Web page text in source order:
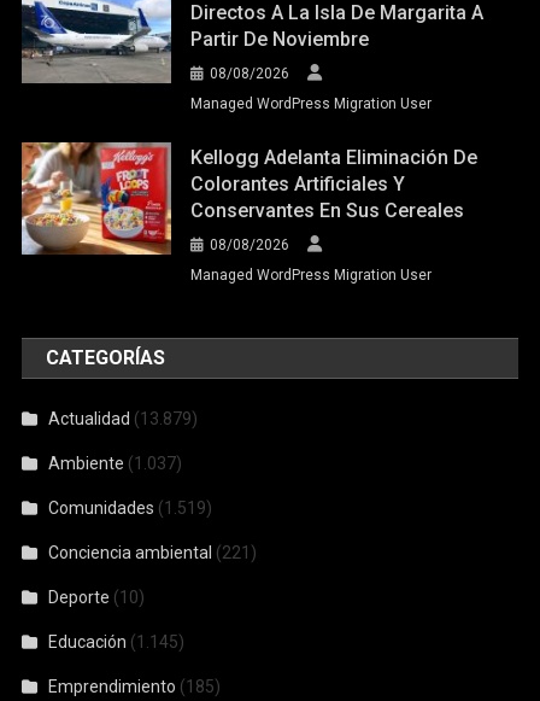
Directos A La Isla De Margarita A
Partir De Noviembre
08/08/2026
Managed WordPress Migration User
Kellogg Adelanta Eliminación De
Colorantes Artificiales Y
Conservantes En Sus Cereales
08/08/2026
Managed WordPress Migration User
CATEGORÍAS
Actualidad (13.879)
Ambiente (1.037)
Comunidades (1.519)
Conciencia ambiental (221)
Deporte (10)
Educación (1.145)
Emprendimiento (185)